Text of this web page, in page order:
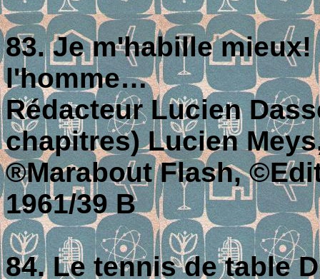
83. Je m'habille
l'homme…
Rédacteur Lucien
chapitres) Lucien
®Marabout Flash,
1961/39 B
84. Le tennis de table